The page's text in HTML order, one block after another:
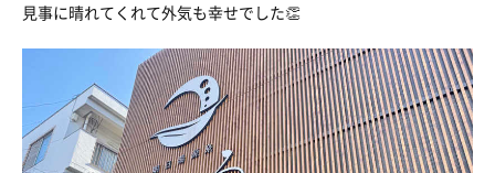
見事に晴れてくれて外気も幸せでした👏